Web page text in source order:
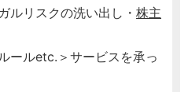
ルリスクの洗い出し・ 株主
ールetc.＞サービスを承っ